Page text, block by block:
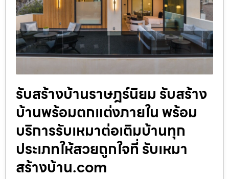
รับสร้างบ้านราษฎร์นิยม รับสร้าง
บ้านพร้อมตกแต่งภายใน พร้อม
บริการรับเหมาต่อเติมบ้านทุก
ประเภทให้สวยถูกใจที่ รับเหมา
สร้างบ้าน.com